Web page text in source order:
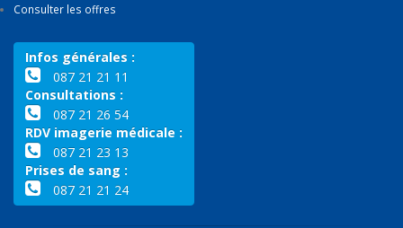
Consulter les offres
Infos générales :
087 21 21 11
Consultations :
087 21 26 54
RDV imagerie médicale :
087 21 23 13
Prises de sang :
087 21 21 24